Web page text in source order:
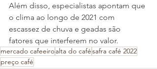
Além disso, especialistas apontam que
o clima ao longo de 2021 com
escassez de chuva e geadas são
fatores que interferem no valor.
mercado cafeeiroalta do cafésafra café 2022
preço café